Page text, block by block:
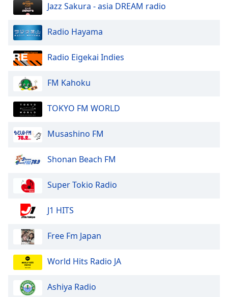
Jazz Sakura - asia DREAM radio
Radio Hayama
Radio Eigekai Indies
FM Kahoku
TOKYO FM WORLD
Musashino FM
Shonan Beach FM
Super Tokio Radio
J1 HITS
Free Fm Japan
World Hits Radio JA
Ashiya Radio